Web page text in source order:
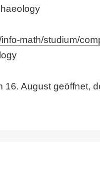
math/studium/
August geöffnet,